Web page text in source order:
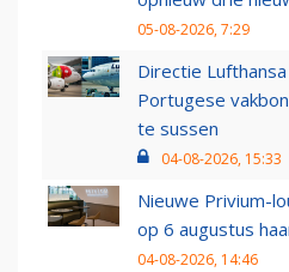
05-08-2026, 7:29
Directie
Portugese
te sussen
04-08-2026, 15:33
Nieuwe Privium-
op 6 augustus
04-08-2026, 14:46